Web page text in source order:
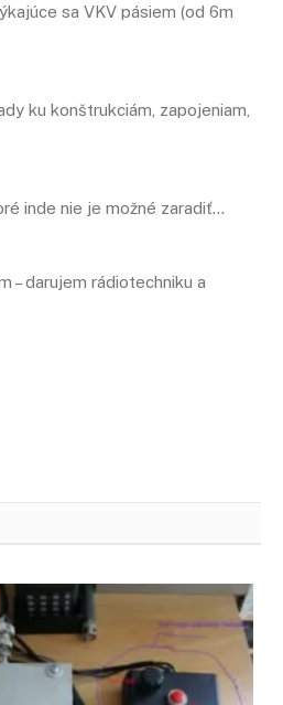
sa VKV pásiem (od 6m
ku konštrukciám, zapojeniam,
inde nie je možné zaradiť…
– darujem rádiotechniku a